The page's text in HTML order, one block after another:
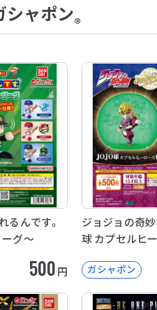
シャポン®
るんです。
ーグ～
500円
ジョジョの奇
球 カプセルヒ
ガシャポン